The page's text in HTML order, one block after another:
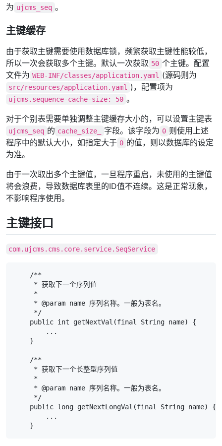
为 ujcms_seq 。
主键缓存
由于获取主键需要使用数据库锁，频繁获取主键性能较低，
所以一次会获取多个主键。默认一次获取 50 个主键。配置
文件为 WEB-INF/classes/application.yaml (源码则为
src/resources/application.yaml )，配置项为
ujcms.sequence-cache-size: 50 。
对于个别表需要单独调整主键缓存大小的，可以设置主键表
ujcms_seq 的 cache_size_ 字段。该字段为 0 则使用上述
程序中的默认大小，如指定大于 0 的值，则以数据库的设定
为准。
由于一次取出多个主键值，一旦程序重启，未使用的主键值
将会浪费，导致数据库表里的ID值不连续。这是正常现象，
不影响程序使用。
主键接口
com.ujcms.cms.core.service.SeqService
    /**
     * 获取下一个序列值
     *
     * @param name 序列名称。一般为表名。
     */
    public int getNextVal(final String name) {
        ...
    }
    /**
     * 获取下一个长整型序列值
     *
     * @param name 序列名称。一般为表名。
     */
    public long getNextLongVal(final String name) {
        ...
    }